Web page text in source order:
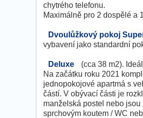
chytrého telefonu.
Maximálně pro 2 dospělé a
Dvoulůžkový pokoj
vybavení jako standardní
Deluxe
(cca 38 m2).
Na začátku roku 2021
jednopokojové apartmá s
částí. V obývací části je
manželská postel nebo
sprchovým koutem / WC